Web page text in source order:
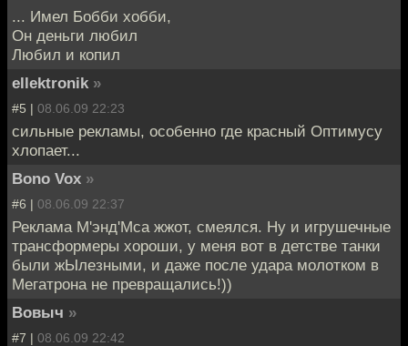
... Имел Бобби хобби,
Он деньги любил
Любил и копил
ellektronik »
#5 | 08.06.09 22:23
сильные рекламы, особенно где красный Оптимусу
хлопает...
Bono Vox »
#6 | 08.06.09 22:37
Реклама М'энд'Мса жжот, смеялся. Ну и игрушечные
трансформеры хороши, у меня вот в детстве танки
были жЫлезными, и даже после удара молотком в
Мегатрона не превращались!))
Вовыч »
#7 | 08.06.09 22:42